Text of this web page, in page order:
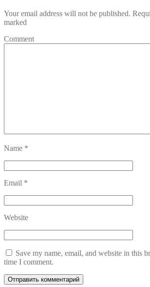
Your email address will not be published.
marked
Comment
Name *
Email *
Website
Save my name, email, and website in this
time I comment.